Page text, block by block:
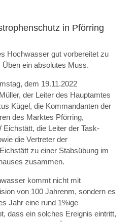
in Pförring
Hochwasser gut vorbereitet zu
ein absolutes Muss.
dem 19.11.2022
der Leiter des Hauptamtes
Kügel, die Kommandanten der
des Marktes Pförring,
Eichstätt, die Leiter der Task-
die Vertreter der
zu einer Stabsübung im
zusammen.
kommt nicht mit
von 100 Jahrenm, sondern es
Jahr eine rund 1%ige
dass ein solches Ereignis eintritt,